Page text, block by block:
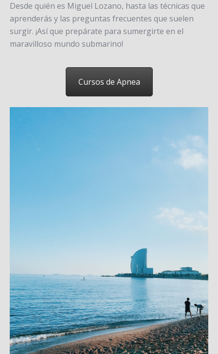
Desde quién es Miguel Lozano, hasta las técnicas que
aprenderás y las preguntas frecuentes que suelen
surgir. ¡Así que prepárate para sumergirte en el
maravilloso mundo submarino!
Cursos de Apnea